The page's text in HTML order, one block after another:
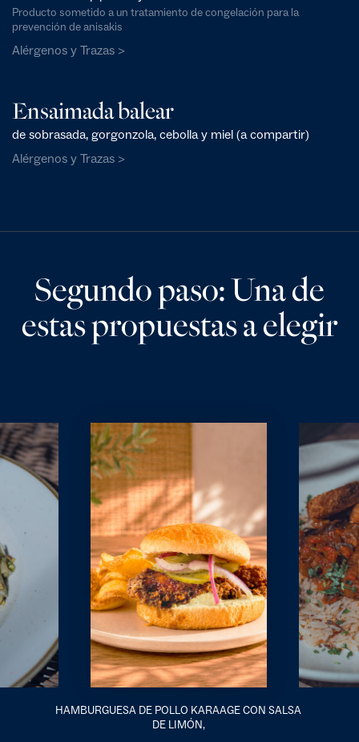
Producto sometido a un tratamiento de congelación para la
prevención de anisakis
Alérgenos y Trazas >
Ensaimada balear
de sobrasada, gorgonzola, cebolla y miel (a compartir)
Alérgenos y Trazas >
Segundo paso: Una de
estas propuestas a elegir
HAMBURGUESA DE POLLO KARAAGE CON SALSA
DE LIMÓN,